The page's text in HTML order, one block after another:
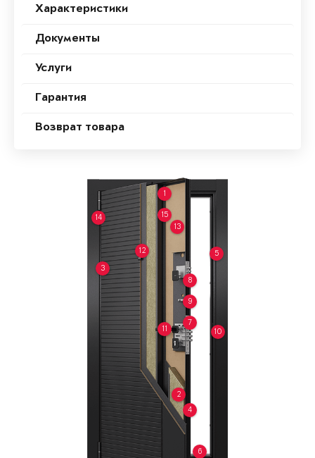
Характеристики
Документы
Услуги
Гарантия
Возврат товара
1
2
3
4
5
6
7
8
9
10
11
12
13
14 15